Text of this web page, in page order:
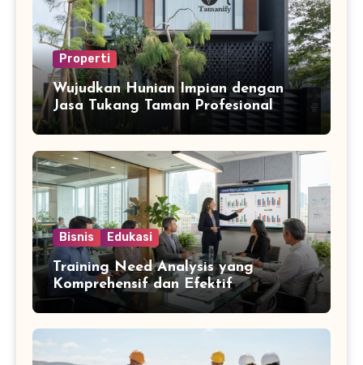
Properti
Wujudkan Hunian Impian dengan
Jasa Tukang Taman Profesional
Bisnis Edukasi
Training Need Analysis yang
Komprehensif dan Efektif